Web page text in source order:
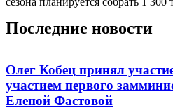
Последние новости
Олег Кобец принял
участием первого
Еленой Фастовой